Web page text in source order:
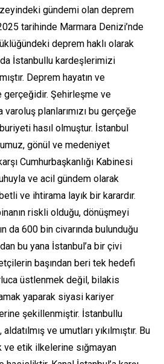
gündemi olan deprem
tarihinde Marmara Denizi’nde
deprem haklı olarak
İstanbullu kardeşlerimizi
Deprem hayatın ve
gerçeğidir. Şehirleşme ve
planlarımızı bu gerçeğe
hasıl olmuştur. İstanbul
gönül ve medeniyet
Cumhurbaşkanlığı Kabinesi
ve acil gündem olarak
ve ihtirama layık bir karardır.
riskli olduğu, dönüşmeyi
da 600 bin civarında bulunduğu
bu yana İstanbul’a bir çivi
başından beri tek hedefi
üstlenmek değil, bilakis
yaparak siyasi kariyer
şekillenmiştir. İstanbullu
ve umutları yıkılmıştır. Bu
ve etik ilkelerine sığmayan